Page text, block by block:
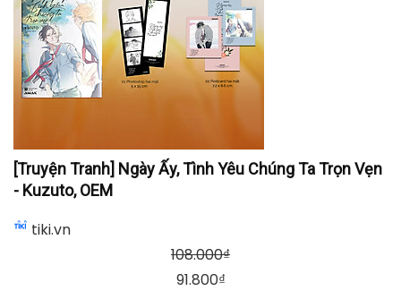
[Truyện Tranh] Ngày Ấy, Tình Yêu Chúng Ta Trọn Vẹn
- Kuzuto, OEM
tiki.vn
108.000₫
91.800₫